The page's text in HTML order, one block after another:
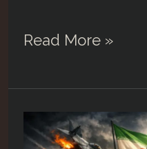
अमेरिका-
इराण
शिमग्याचं
Read More »